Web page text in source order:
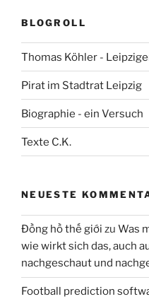
BLOGROLL
Thomas Köhler -
Pirat im Stadtrat Leipzig
Biographie - ein Versuch
Texte C.K.
NEUESTE
Đồng hồ thế giới zu Was
wie wirkt sich das, auch
nachgeschaut und
Football prediction